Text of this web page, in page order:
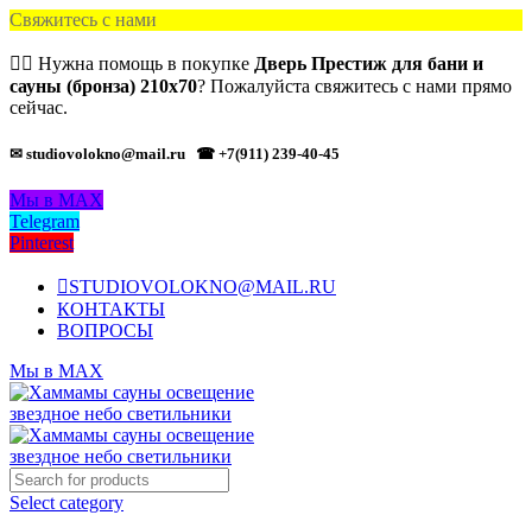
Свяжитесь с нами
🙋‍♂️ Нужна помощь в покупке Дверь Престиж для бани и
сауны (бронза) 210х70? Пожалуйста свяжитесь с нами прямо
сейчас.
✉ studiovolokno@mail.ru ☎ +7(911) 239-40-45
Мы в MAX
Telegram
Pinterest
STUDIOVOLOKNO@MAIL.RU
КОНТАКТЫ
ВОПРОСЫ
Мы в MAX
Select category